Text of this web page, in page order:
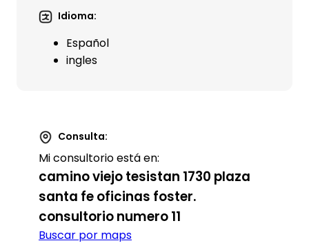
Idioma:
Español
ingles
Consulta:
Mi consultorio está en:
camino viejo tesistan 1730 plaza
santa fe oficinas foster.
consultorio numero 11
Buscar por maps